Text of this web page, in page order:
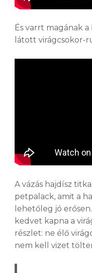
És varrt magának
látott virágcsokor-
A vázás hajdísz
petpalack, amit a
lehetőleg jó
kedvet kapna a
részlet: ne élő
nem kell vizet